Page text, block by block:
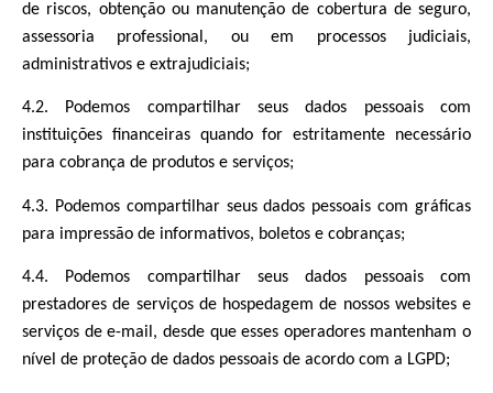
de riscos, obtenção ou manutenção de cobertura de seguro,
assessoria professional, ou em processos judiciais,
administrativos e extrajudiciais;
4.2. Podemos compartilhar seus dados pessoais com
instituições financeiras quando for estritamente necessário
para cobrança de produtos e serviços;
4.3. Podemos compartilhar seus dados pessoais com gráficas
para impressão de informativos, boletos e cobranças;
4.4. Podemos compartilhar seus dados pessoais com
prestadores de serviços de hospedagem de nossos websites e
serviços de e-mail, desde que esses operadores mantenham o
nível de proteção de dados pessoais de acordo com a LGPD;